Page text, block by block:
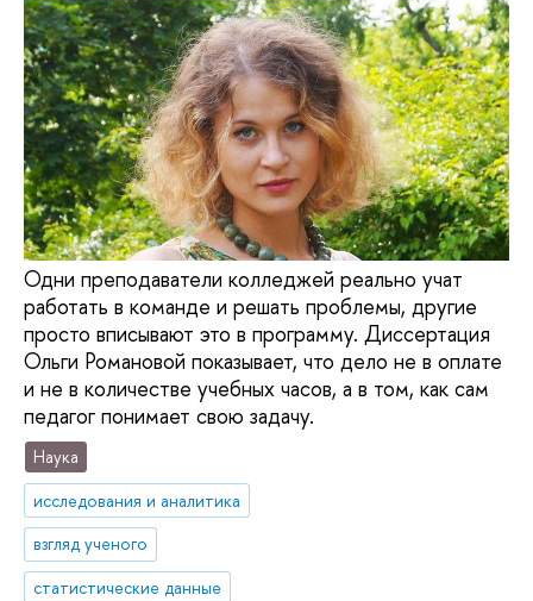
Одни преподаватели колледжей реально учат
работать в команде и решать проблемы, другие
просто вписывают это в программу. Диссертация
Ольги Романовой показывает, что дело не в оплате
и не в количестве учебных часов, а в том, как сам
педагог понимает свою задачу.
Наука
исследования и аналитика
взгляд ученого
статистические данные